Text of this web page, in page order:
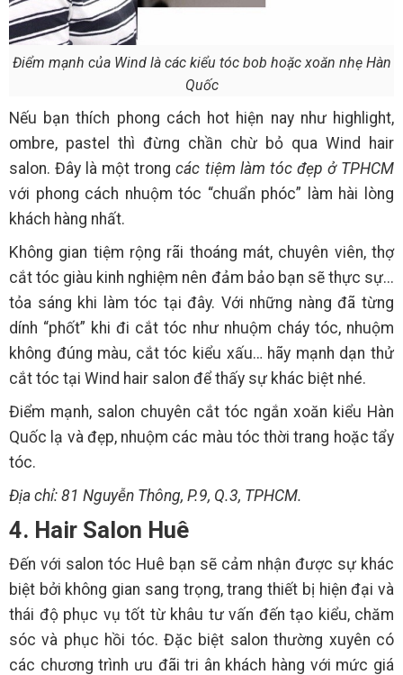
Điểm mạnh của Wind là các kiểu tóc bob hoặc xoăn nhẹ Hàn
Quốc
Nếu bạn thích phong cách hot hiện nay như highlight,
ombre, pastel thì đừng chần chừ bỏ qua Wind hair
salon. Đây là một trongcác tiệm làm tóc đẹp ở TPHCM
với phong cách nhuộm tóc “chuẩn phóc” làm hài lòng
khách hàng nhất.
Không gian tiệm rộng rãi thoáng mát, chuyên viên, thợ
cắt tóc giàu kinh nghiệm nên đảm bảo bạn sẽ thực sự...
tỏa sáng khi làm tóc tại đây. Với những nàng đã từng
dính “phốt” khi đi cắt tóc như nhuộm cháy tóc, nhuộm
không đúng màu, cắt tóc kiểu xấu… hãy mạnh dạn thử
cắt tóc tại Wind hair salon để thấy sự khác biệt nhé.
Điểm mạnh, salon chuyên cắt tóc ngắn xoăn kiểu Hàn
Quốc lạ và đẹp, nhuộm các màu tóc thời trang hoặc tẩy
tóc.
Địa chỉ: 81 Nguyễn Thông, P.9, Q.3, TPHCM.
4. Hair Salon Huê
Đến với salon tóc Huê bạn sẽ cảm nhận được sự khác
biệt bởi không gian sang trọng, trang thiết bị hiện đại và
thái độ phục vụ tốt từ khâu tư vấn đến tạo kiểu, chăm
sóc và phục hồi tóc. Đặc biệt salon thường xuyên có
các chương trình ưu đãi tri ân khách hàng với mức giá